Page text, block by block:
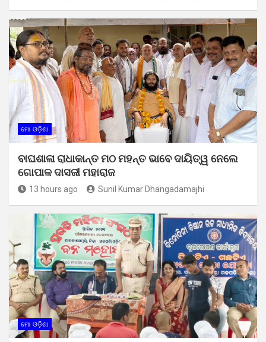
ମୋ ଓଡ଼ିଶା
ବାଘଶାଳା ରାଧାକାନ୍ତ ମଠ ମହନ୍ତ ଭାବେ ଦାୟିତ୍ୱ ନେଲେ
ଗୋପାଳ ଦାସଜୀ ମହାରାଜ
13 hours ago Sunil Kumar Dhangadamajhi
ମୋ ଓଡ଼ିଶା